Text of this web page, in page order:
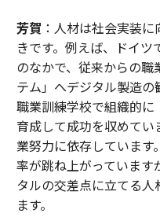
芳賀 ：人材は社会実装
きです。例えば、ドイ
のなかで、従来からの
テム」へデジタル製造
職業訓練学校で組織的
育成して成功を収めて
業努力に依存していま
率が跳ね上がっていま
タルの交差点に立てる
ます。